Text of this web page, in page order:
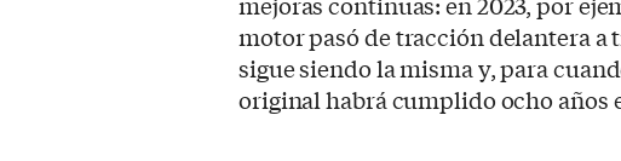
motor pasó de tracción delantera a
sigue siendo la misma y, para
original habrá cumplido ocho años